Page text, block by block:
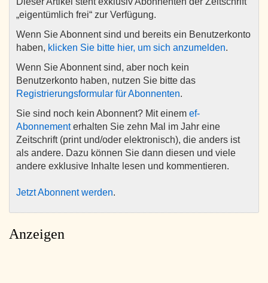
„eigentümlich frei“ zur Verfügung.
Wenn Sie Abonnent sind und bereits ein Benutzerkonto
haben, klicken Sie bitte hier, um sich anzumelden.
Wenn Sie Abonnent sind, aber noch kein
Benutzerkonto haben, nutzen Sie bitte das
Registrierungsformular für Abonnenten.
Sie sind noch kein Abonnent? Mit einem ef-
Abonnementerhalten Sie zehn Mal im Jahr eine
Zeitschrift (print und/oder elektronisch), die anders ist
als andere. Dazu können Sie dann diesen und viele
andere exklusive Inhalte lesen und kommentieren.
Jetzt Abonnent werden.
Anzeigen